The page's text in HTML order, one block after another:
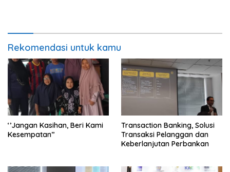
Rekomendasi untuk kamu
‘’Jangan Kasihan, Beri Kami
Kesempatan’’
Transaction Banking, Solusi
Transaksi Pelanggan dan
Keberlanjutan Perbankan